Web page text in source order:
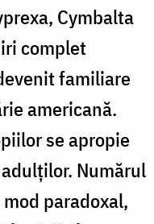
Cymbalta
complet
familiare
americană.
se apropie
Numărul
paradoxal,